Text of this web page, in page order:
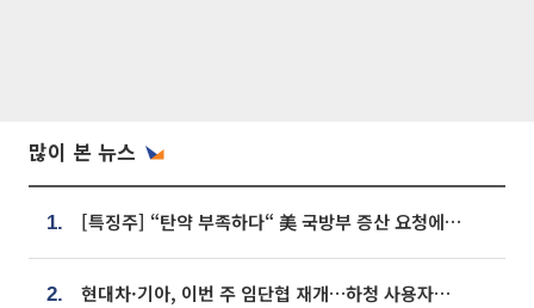
많이 본 뉴스
1. [특징주] “탄약 부족하다“ 美 국방부 증산 요청에⋯국내 방산주 급등세
2. 현대차·기아, 이번 주 임단협 재개…하청 사용자성 재심도 ‘변수’